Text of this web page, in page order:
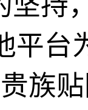
平台
族